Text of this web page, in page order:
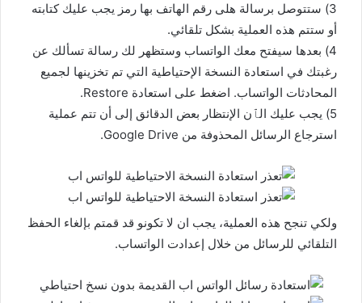
3) ستتوصل برسالة هلى رقم الهاتف بها رمز يجب عليك كتابته
أو ستتم هذه العملية بشكل تلقائي.
4) بعدها سيفتح معك الواتساب وستظهر لك رسالة تسألك عن
رغبتك في استعادة النسخة الإحتياطية التي تم تخزينها لجميع
المحادثات الواتساب. اضغط على استعادة Restore.
5) يجب عليك الٱن الإنتظار بعض الدقائق إلى أن تتم عملية
استرجاع الرسائل المحذوفة من Google Drive.
ولكي تنجح هذه العملية، يجب ان لا تكونو قد قمتم بإلغاء الحفظ
التلقائي للرسائل من خلال إعدادت الواتساب.